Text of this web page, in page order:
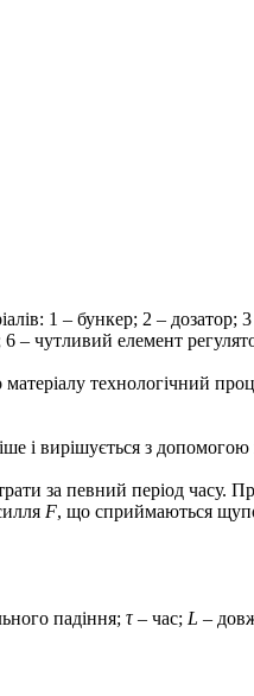
1 – бункер; 2 – дозатор;
6 – чутливий елемент
технологічний
і вирішується з
за певний період часу.
F, що сприймаються
падіння; τ– час; L –